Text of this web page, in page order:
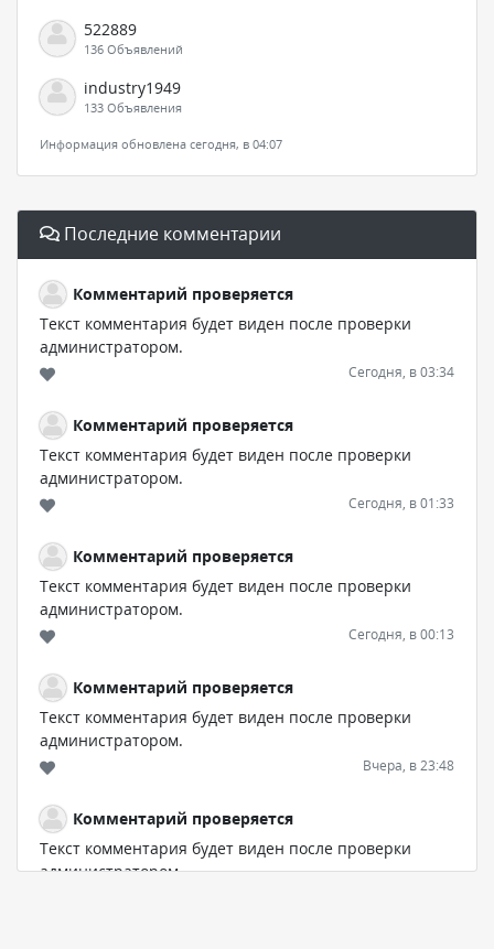
522889
136 Объявлений
industry1949
133 Объявления
Информация обновлена сегодня, в 04:07
Последние комментарии
Комментарий проверяется
Текст комментария будет виден после проверки
администратором.
Сегодня, в 03:34
Комментарий проверяется
Текст комментария будет виден после проверки
администратором.
Сегодня, в 01:33
Комментарий проверяется
Текст комментария будет виден после проверки
администратором.
Сегодня, в 00:13
Комментарий проверяется
Текст комментария будет виден после проверки
администратором.
Вчера, в 23:48
Комментарий проверяется
Текст комментария будет виден после проверки
администратором.